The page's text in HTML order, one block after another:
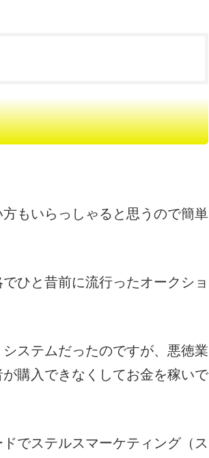
もいらっしゃると思うので簡単
ひと昔前に流行ったオークショ
ステムだったのですが、悪徳業
購入できなくしてお金を稼いで
でステルスマーケティング（ス